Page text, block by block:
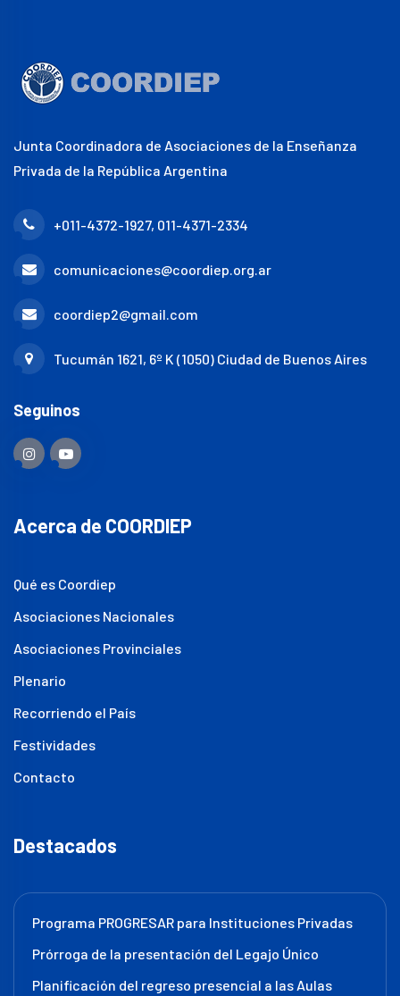
Junta Coordinadora de Asociaciones de la Enseñanza
Privada de la República Argentina
+011-4372-1927, 011-4371-2334
comunicaciones@coordiep.org.ar
coordiep2@gmail.com
Tucumán 1621, 6º K (1050) Ciudad de Buenos Aires
Seguinos
Acerca de COORDIEP
Qué es Coordiep
Asociaciones Nacionales
Asociaciones Provinciales
Plenario
Recorriendo el País
Festividades
Contacto
Destacados
Programa PROGRESAR para Instituciones Privadas
Prórroga de la presentación del Legajo Único
Planificación del regreso presencial a las Aulas